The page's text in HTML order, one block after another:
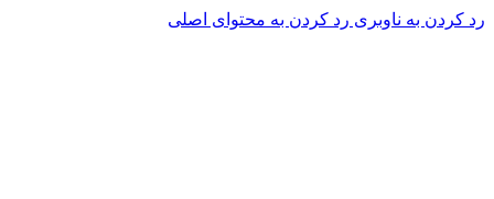
رد کردن به ناوبری رد کردن به محتوای اصلی